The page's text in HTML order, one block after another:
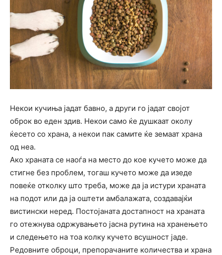
Некои кучиња јадат бавно, а други го јадат својот
оброк во еден здив. Некои само ќе душкаат околу
ќесето со храна, а некои пак самите ќе земаат храна
од неа.
Ако храната се наоѓа на место до кое кучето може да
стигне без проблем, тогаш кучето може да изеде
повеќе отколку што треба, може да ја истури храната
на подот или да ја оштети амбалажата, создавајќи
вистински неред. Постојаната достапност на храната
го отежнува одржувањето јасна рутина на хранењето
и следењето на тоа колку кучето всушност јаде.
Редовните оброци, препорачаните количества и храна